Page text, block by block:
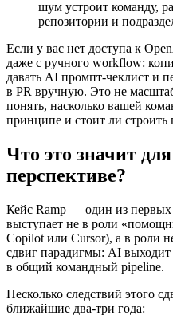
шум устроит команду,
репозитории и
Если у вас нет доступа к
даже с ручного workflow:
давать AI промпт-чеклист и
в PR вручную. Это не
понять, насколько вашей
принципе и стоит ли
Что это значит
перспективе?
Кейс Ramp — один из первых
выступает не в роли
Copilot или Cursor), а в роли
сдвиг парадигмы: AI выходит
в общий командный pipeline.
Несколько следствий этого
ближайшие два-три года: